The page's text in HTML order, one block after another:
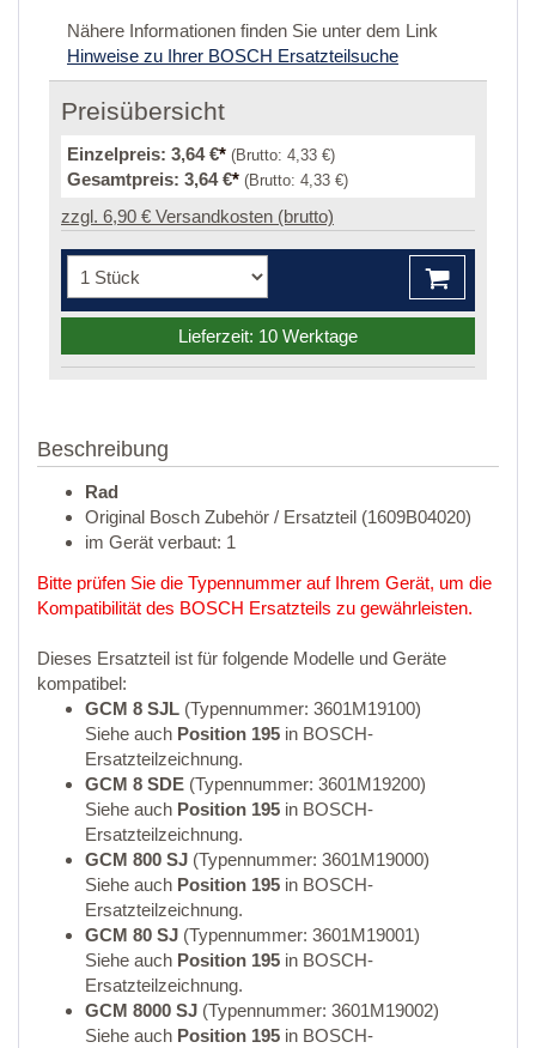
Nähere Informationen finden Sie unter dem Link
Hinweise zu Ihrer BOSCH Ersatzteilsuche
Preisübersicht
Einzelpreis: 3,64 €* (Brutto: 4,33 €)
Gesamtpreis: 3,64 €* (Brutto: 4,33 €)
zzgl. 6,90 € Versandkosten (brutto)
Lieferzeit: 10 Werktage
Beschreibung
Rad
Original Bosch Zubehör / Ersatzteil (1609B04020)
im Gerät verbaut: 1
Bitte prüfen Sie die Typennummer auf Ihrem Gerät, um die
Kompatibilität des BOSCH Ersatzteils zu gewährleisten.
Dieses Ersatzteil ist für folgende Modelle und Geräte
kompatibel:
GCM 8 SJL (Typennummer: 3601M19100)
Siehe auch Position 195 in BOSCH-
Ersatzteilzeichnung.
GCM 8 SDE (Typennummer: 3601M19200)
Siehe auch Position 195 in BOSCH-
Ersatzteilzeichnung.
GCM 800 SJ (Typennummer: 3601M19000)
Siehe auch Position 195 in BOSCH-
Ersatzteilzeichnung.
GCM 80 SJ (Typennummer: 3601M19001)
Siehe auch Position 195 in BOSCH-
Ersatzteilzeichnung.
GCM 8000 SJ (Typennummer: 3601M19002)
Siehe auch Position 195 in BOSCH-